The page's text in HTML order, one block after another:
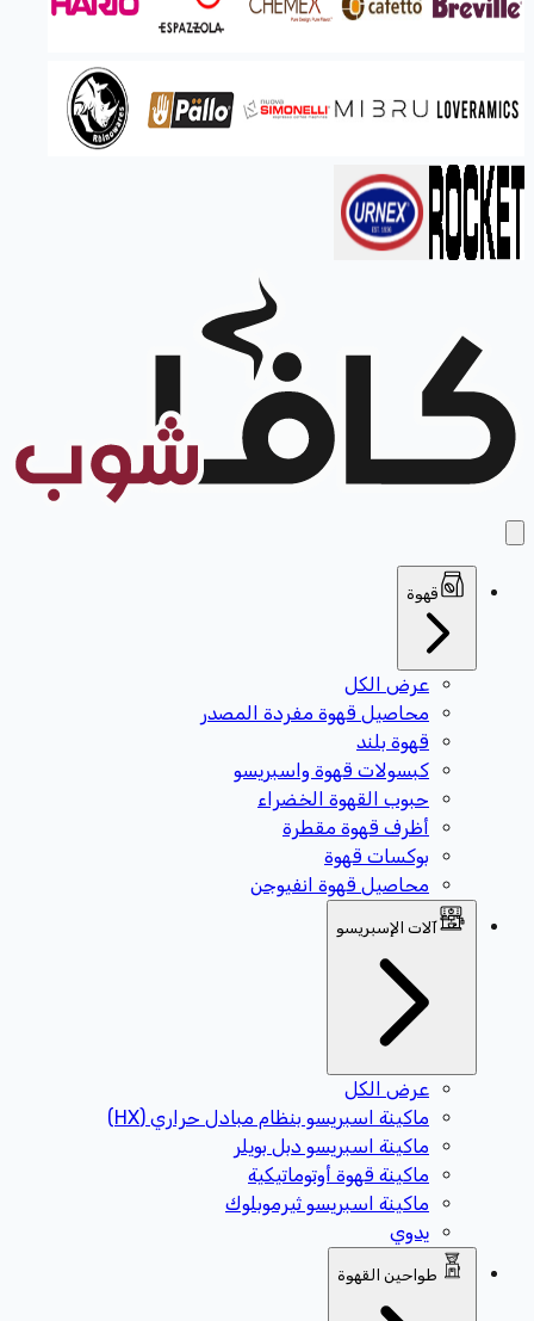
قهوة
عرض الكل
محاصيل قهوة مفردة المصدر
قهوة بلند
كبسولات قهوة واسبريسو
حبوب القهوة الخضراء
أظرف قهوة مقطرة
بوكسات قهوة
محاصيل قهوة انفيوجن
آلات الإسبريسو
عرض الكل
ماكينة اسبريسو بنظام مبادل حراري (HX)
ماكينة اسبريسو دبل بويلر
ماكينة قهوة أوتوماتيكية
ماكينة اسبريسو ثيرموبلوك
يدوي
طواحين القهوة